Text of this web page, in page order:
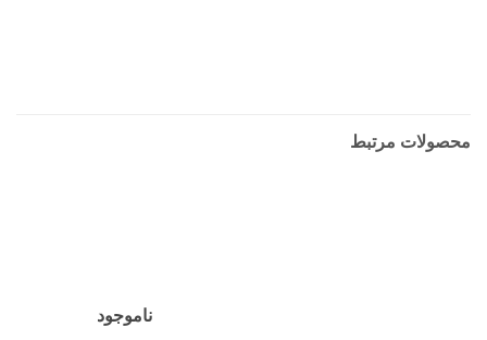
محصولات مرتبط
ناموجود